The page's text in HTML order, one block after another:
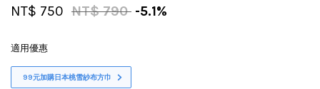
NT$ 750 NT$ 790 -5.1%
適用優惠
99元加購日本桃雪紗布方巾